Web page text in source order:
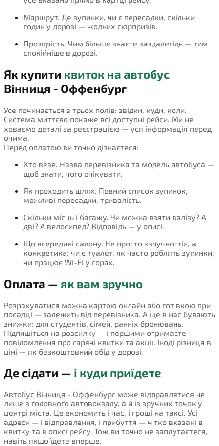
Маршрут. Де зупинки, чи є пересадки, скільки
годин у дорозі — жодних сюрпризів.
Прозорість. Чим більше знаєте заздалегідь — тим
спокійніше в дорозі.
Як купити квиток на автобус
Вінниця - Оффенбург
Усе починається з трьох полів: звідки, куди, коли.
Система миттєво покаже всі доступні рейси. Ми не
ховаємо деталі за реєстрацією — уся інформація перед
очима.
Перед оплатою ви точно дізнаєтеся:
Хто везе. Назва перевізника та модель автобуса —
щоб знати, чого очікувати.
Як проходить шлях. Повний список зупинок,
можливі пересадки, тривалість.
Скільки місць і багажу. Чи можна взяти валізу? А
дві? А велосипед? Відповідь — у описі.
Що всередині салону. Не просто «зручності», а
конкретика: чи є туалет, як часто роблять зупинки,
чи працює Wi-Fi у горах.
Оплата — як вам зручно
Розрахуватися можна картою онлайн або готівкою при
посадці — залежить від перевізника. А ще в нас бувають
знижки: для студентів, сімей, ранніх бронювань.
Підпишіться на розсилку — і першими отримаєте
повідомлення про гарячі квитки та акції. Іноді різниця в
ціні — як безкоштовний обід у дорозі.
Де сідати — і куди приїдете
Автобус Вінниця - Оффенбург може відправлятися не
лише з головного автовокзалу, а й із зручних точок у
центрі міста. Це економить і час, і гроші на таксі. Усі
адреси — і відправлення, і прибуття — чітко вказані в
квитку та в описі рейсу. Тож ви точно не заплутаєтеся,
навіть якщо їдете вперше.